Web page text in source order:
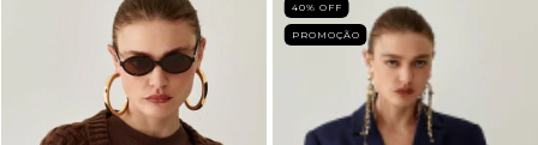
40% OFF
PROMOÇÃO